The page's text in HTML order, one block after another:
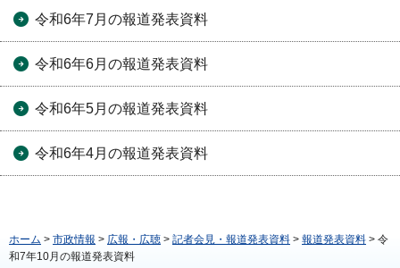
令和6年7月の報道発表資料
令和6年6月の報道発表資料
令和6年5月の報道発表資料
令和6年4月の報道発表資料
ホーム > 市政情報 > 広報・広聴 > 記者会見・報道発表資料 > 報道発表資料 > 令
和7年10月の報道発表資料